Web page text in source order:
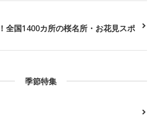
全国1400カ所の桜名所・お花見スポ
季節特集